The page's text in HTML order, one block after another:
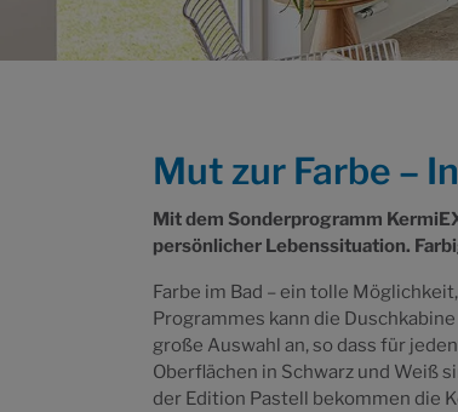
Mut zur Farbe –
Mit dem Sonderprogramm
persönlicher Lebenssituation.
Farbe im Bad – ein tolle
Programmes kann die
große Auswahl an, so dass für
Oberflächen in Schwarz und Weiß
der Edition Pastell bekommen die